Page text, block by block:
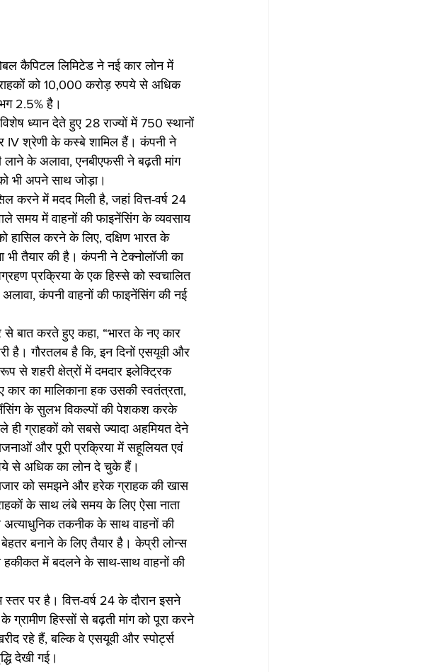
कैपिटल लिमिटेड ने नई कार लोन में
को 10,000 करोड़ रुपये से अधिक
2.5% है।
ध्यान देते हुए 28 राज्यों में 750 स्थानों
IV श्रेणी के कस्बे शामिल हैं। कंपनी ने
लाने के अलावा, एनबीएफसी ने बढ़ती मांग
भी अपने साथ जोड़ा।
करने में मदद मिली है, जहां वित्त-वर्ष 24
समय में वाहनों की फाइनेंसिंग के व्यवसाय
हासिल करने के लिए, दक्षिण भारत के
भी तैयार की है। कंपनी ने टेक्नोलॉजी का
प्रक्रिया के एक हिस्से को स्वचालित
कंपनी वाहनों की फाइनेंसिंग की नई
से बात करते हुए कहा, “भारत के नए कार
है। गौरतलब है कि, इन दिनों एसयूवी और
से शहरी क्षेत्रों में दमदार इलेक्ट्रिक
कार का मालिकाना हक उसकी स्वतंत्रता,
के सुलभ विकल्पों की पेशकश करके
ग्राहकों को सबसे ज्यादा अहमियत देने
और पूरी प्रक्रिया में सहूलियत एवं
से अधिक का लोन दे चुके हैं।
बाजार को समझने और हरेक ग्राहक की खास
के साथ लंबे समय के लिए ऐसा नाता
अत्याधुनिक तकनीक के साथ वाहनों की
बनाने के लिए तैयार है। केप्री लोन्स
हकीकत में बदलने के साथ-साथ वाहनों की
पर है। वित्त-वर्ष 24 के दौरान इसने
ग्रामीण हिस्सों से बढ़ती मांग को पूरा करने
रहे हैं, बल्कि वे एसयूवी और स्पोर्ट्स
देखी गई।